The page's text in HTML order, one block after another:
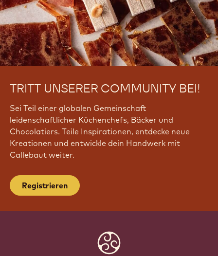
TRITT UNSERER COMMUNITY BEI!
Sei Teil einer globalen Gemeinschaft
leidenschaftlicher Küchenchefs, Bäcker und
Chocolatiers. Teile Inspirationen, entdecke neue
Kreationen und entwickle dein Handwerk mit
Callebaut weiter.
Registrieren